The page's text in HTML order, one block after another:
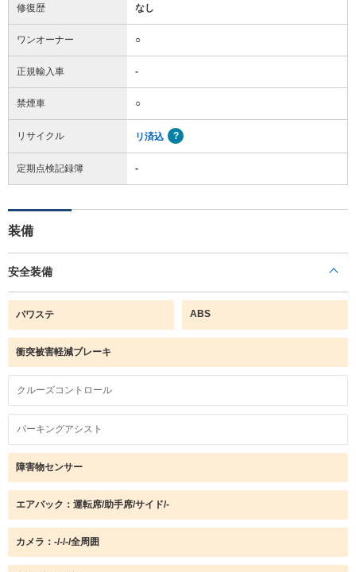
修復歴 なし
ワンオーナー ○
正規輸入車 -
禁煙車 ○
リサイクル リ済込
定期点検記録簿 -
装備
安全装備
パワステ ABS
衝突被害軽減ブレーキ
クルーズコントロール
パーキングアシスト
障害物センサー
エアバック：運転席/助手席/サイド/-
カメラ：-/-/-/全周囲